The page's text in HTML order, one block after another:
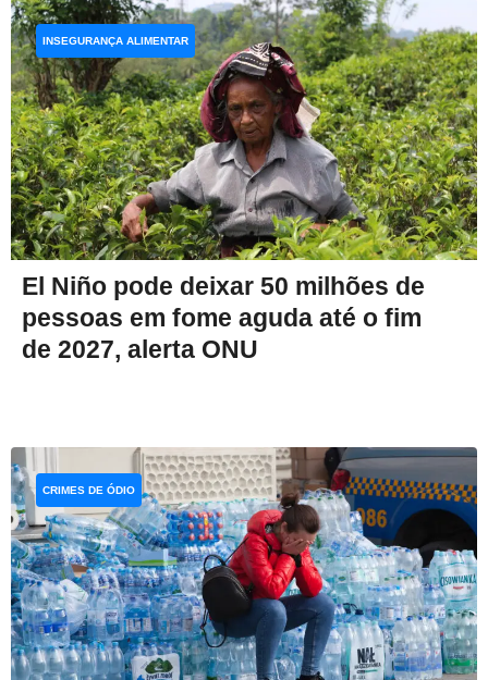
El Niño pode deixar 50 milhões de
pessoas em fome aguda até o fim
de 2027, alerta ONU
INSEGURANÇA ALIMENTAR
CRIMES DE ÓDIO